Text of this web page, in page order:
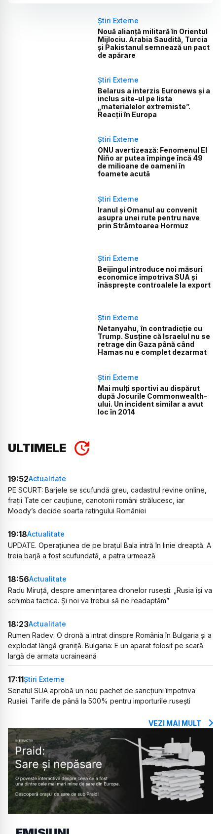
Știri Externe
Nouă alianță militară în Orientul
Mijlociu. Arabia Saudită, Turcia
și Pakistanul semnează un pact
de apărare
Știri Externe
Belarus a interzis Euronews și a
inclus site-ul pe lista
„materialelor extremiste”.
Reacții în Europa
Știri Externe
ONU avertizează: Fenomenul El
Niño ar putea împinge încă 49
de milioane de oameni în
foamete acută
Știri Externe
Iranul și Omanul au convenit
asupra unei rute pentru nave
prin Strâmtoarea Hormuz
Știri Externe
Beijingul introduce noi măsuri
economice împotriva SUA și
înăsprește controalele la export
Știri Externe
Netanyahu, în contradicție cu
Trump. Susține că Israelul nu se
retrage din Gaza până când
Hamas nu e complet dezarmat
Știri Externe
Mai mulți sportivi au dispărut
după Jocurile Commonwealth-
ului. Un incident similar a avut
loc în 2014
ULTIMELE
19:52Actualitate
PE SCURT: Barjele se scufundă greu, cadastrul revine online,
frații Tate cer cauțiune, canotorii români strălucesc, iar
Moody’s decide soarta ratingului României
19:18Actualitate
UPDATE. Operațiunea de pe brațul Bala intră în linie dreaptă. A
treia barjă a fost scufundată, a patra urmează
18:56Actualitate
Radu Miruță, despre amenințarea dronelor rusești: „Rusia își va
schimba tactica. Și noi va trebui să ne readaptăm”
18:23Actualitate
Rumen Radev: O dronă a intrat dinspre România în Bulgaria și a
explodat lângă graniță. Bulgaria: E un aparat folosit pe scară
largă de armata ucraineană
17:11Știri Externe
Senatul SUA aprobă un nou pachet de sancțiuni împotriva
Rusiei. Tarife de până la 500% pentru importurile rusești
VEZI MAI MULT